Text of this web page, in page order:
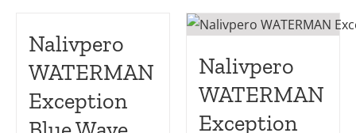
Nalivpero
WATERMAN
Exception
Nalivpero
WATERMAN
Exception